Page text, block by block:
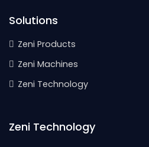
Solutions
Zeni Products
Zeni Machines
Zeni Technology
Zeni Technology